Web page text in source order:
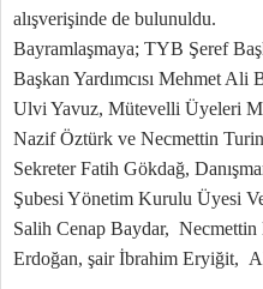
alışverişinde de bulunuldu.
Bayramlaşmaya; TYB Şeref
Başkan Yardımcısı Mehmet
Ulvi Yavuz, Mütevelli Üyeleri
Nazif Öztürk ve Necmettin
Sekreter Fatih Gökdağ,
Şubesi Yönetim Kurulu Üyesi
Salih Cenap Baydar,
Erdoğan, şair İbrahim Eryiğit,